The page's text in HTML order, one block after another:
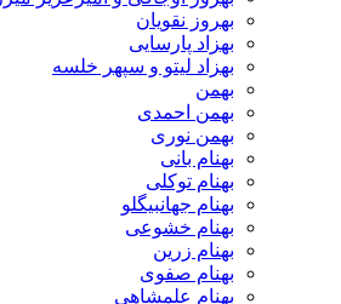
بهروز نقویان
بهزاد پارسایی
بهزاد لیتو و سپهر خلسه
بهمن احمدی
بهمن نوری
بهنام بانی
بهنام توکلی
بهنام جهانبیگلو
بهنام خشوعی
بهنام زرین
بهنام صفوی
بهنام علمشاهی